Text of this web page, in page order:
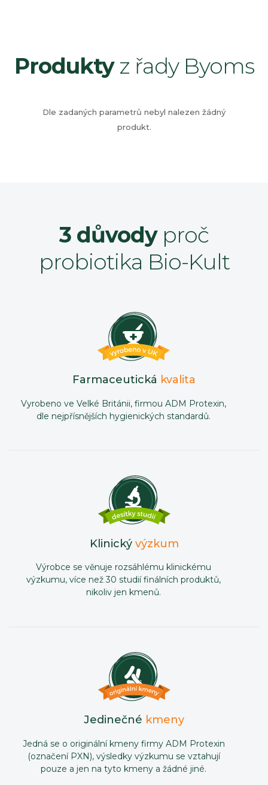
Produktyz řady Byoms
Dle zadaných parametrů nebyl nalezen žádný
produkt.
3 důvodyproč
probiotika Bio-Kult
Farmaceutická kvalita
Vyrobeno ve Velké Británii, firmou ADM Protexin,
dle nejpřísnějších hygienických standardů.
Klinický výzkum
Výrobce se věnuje rozsáhlému klinickému
výzkumu, více než 30 studií finálních produktů,
nikoliv jen kmenů.
Jedinečné kmeny
Jedná se o originální kmeny firmy ADM Protexin
(označení PXN), výsledky výzkumu se vztahují
pouze a jen na tyto kmeny a žádné jiné.